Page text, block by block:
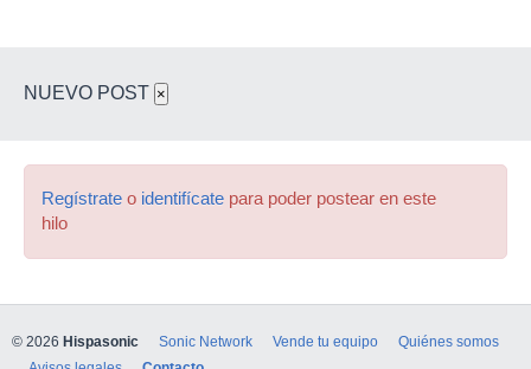
NUEVO POST ×
Regístrate o identifícate para poder postear en este
hilo
© 2026 Hispasonic Sonic Network Vende tu equipo
Quiénes somos